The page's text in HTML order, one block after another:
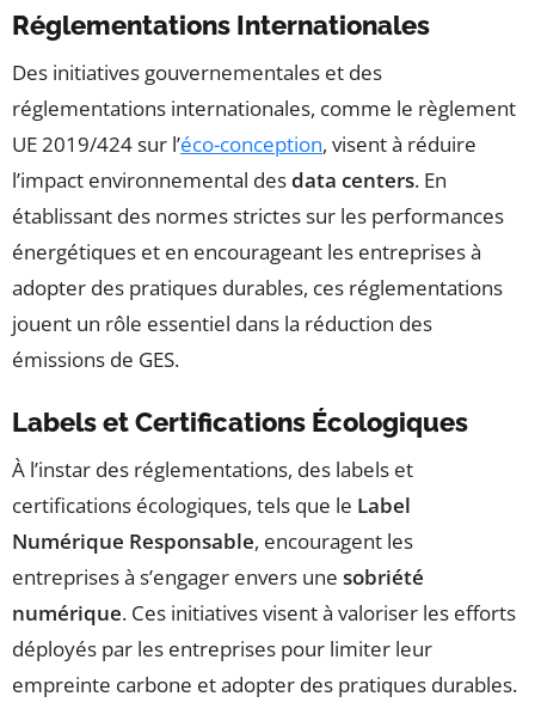
Réglementations Internationales
Des initiatives gouvernementales et des
réglementations internationales, comme le règlement
UE 2019/424 sur l’éco-conception, visent à réduire
l’impact environnemental desdata centers. En
établissant des normes strictes sur les performances
énergétiques et en encourageant les entreprises à
adopter des pratiques durables, ces réglementations
jouent un rôle essentiel dans la réduction des
émissions de GES.
Labels et Certifications Écologiques
À l’instar des réglementations, des labels et
certifications écologiques, tels que le Label
Numérique Responsable, encouragent les
entreprises à s’engager envers une sobriété
numérique. Ces initiatives visent à valoriser les efforts
déployés par les entreprises pour limiter leur
empreinte carbone et adopter des pratiques durables.